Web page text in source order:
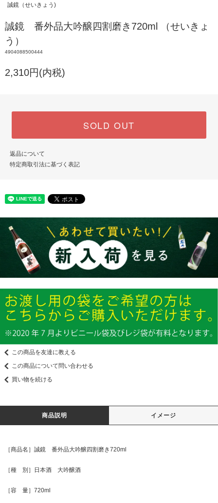
誠鏡（せいきょう)
誠鏡 番外品大吟醸四割磨き720ml （せいきょ
う）
4904088500444
2,310円(内税)
SOLD OUT
返品について
特定商取引法に基づく表記
この商品を友達に教える
この商品について問い合わせる
買い物を続ける
商品説明 イメージ
［商品名］誠鏡 番外品大吟醸四割磨き720ml
［種 別］日本酒 大吟醸酒
［容 量］720ml